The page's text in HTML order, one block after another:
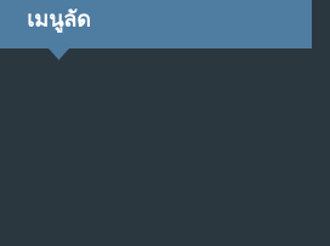
เมนูลัด